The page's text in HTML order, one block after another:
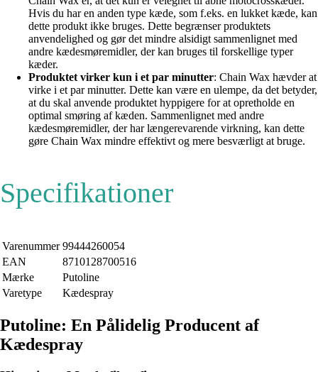
Hvis du har en anden type kæde, som f.eks. en lukket kæde, kan
dette produkt ikke bruges. Dette begrænser produktets
anvendelighed og gør det mindre alsidigt sammenlignet med
andre kædesmøremidler, der kan bruges til forskellige typer
kæder.
Produktet virker kun i et par minutter: Chain Wax hævder at
virke i et par minutter. Dette kan være en ulempe, da det betyder,
at du skal anvende produktet hyppigere for at opretholde en
optimal smøring af kæden. Sammenlignet med andre
kædesmøremidler, der har længerevarende virkning, kan dette
gøre Chain Wax mindre effektivt og mere besværligt at bruge.
Specifikationer
Varenummer 99444260054
EAN
8710128700516
Mærke
Putoline
Varetype
Kædespray
Putoline: En Pålidelig Producent af
Kædespray